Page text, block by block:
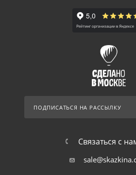
ПОДПИСАТЬСЯ НА РАССЫЛКУ
Связаться с